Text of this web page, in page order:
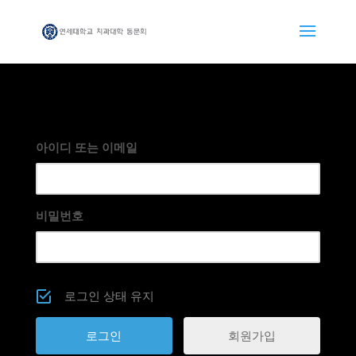
아이디 또는 이메일
비밀번호
로그인 상태 유지
회원가입